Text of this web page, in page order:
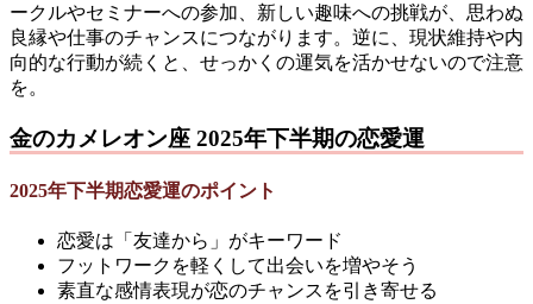
ークルやセミナーへの参加、新しい趣味への挑戦が、思わぬ
良縁や仕事のチャンスにつながります。逆に、現状維持や内
向的な行動が続くと、せっかくの運気を活かせないので注意
を。
金のカメレオン座 2025年下半期の恋愛運
2025年下半期恋愛運のポイント
恋愛は「友達から」がキーワード
フットワークを軽くして出会いを増やそう
素直な感情表現が恋のチャンスを引き寄せる